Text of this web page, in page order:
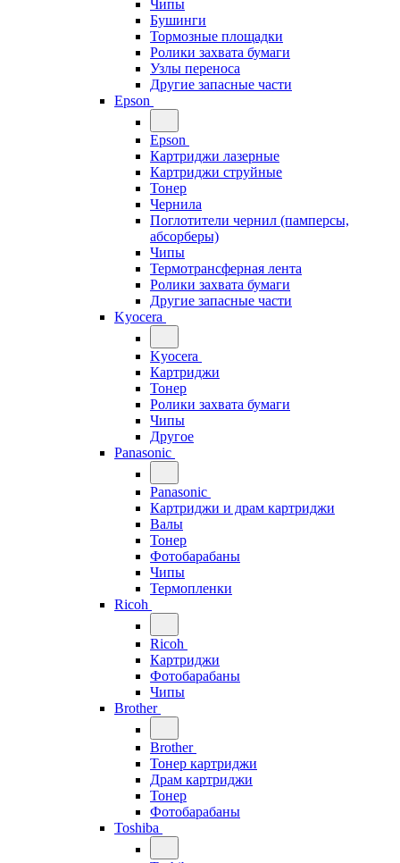
Чипы
Бушинги
Тормозные площадки
Ролики захвата бумаги
Узлы переноса
Другие запасные части
Epson
Epson
Картриджи лазерные
Картриджи струйные
Тонер
Чернила
Поглотители чернил (памперсы,
абсорберы)
Чипы
Термотрансферная лента
Ролики захвата бумаги
Другие запасные части
Kyocera
Kyocera
Картриджи
Тонер
Ролики захвата бумаги
Чипы
Другое
Panasonic
Panasonic
Картриджи и драм картриджи
Валы
Тонер
Фотобарабаны
Чипы
Термопленки
Ricoh
Ricoh
Картриджи
Фотобарабаны
Чипы
Brother
Brother
Тонер картриджи
Драм картриджи
Тонер
Фотобарабаны
Toshiba